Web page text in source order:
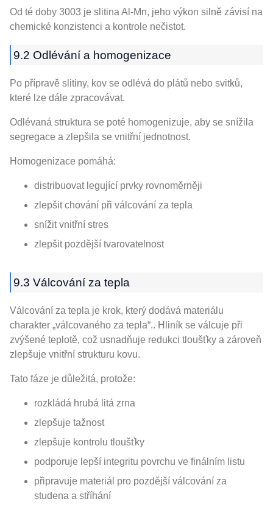
Od té doby 3003 je slitina Al-Mn, jeho výkon silně závisí na
chemické konzistenci a kontrole nečistot.
9.2 Odlévání a homogenizace
Po přípravě slitiny, kov se odlévá do plátů nebo svitků,
které lze dále zpracovávat.
Odlévaná struktura se poté homogenizuje, aby se snížila
segregace a zlepšila se vnitřní jednotnost.
Homogenizace pomáhá:
distribuovat legující prvky rovnoměrněji
zlepšit chování při válcování za tepla
snížit vnitřní stres
zlepšit pozdější tvarovatelnost
9.3 Válcování za tepla
Válcování za tepla je krok, který dodává materiálu
charakter „válcovaného za tepla“.. Hliník se válcuje při
zvýšené teplotě, což usnadňuje redukci tloušťky a zároveň
zlepšuje vnitřní strukturu kovu.
Tato fáze je důležitá, protože:
rozkládá hrubá litá zrna
zlepšuje tažnost
zlepšuje kontrolu tloušťky
podporuje lepší integritu povrchu ve finálním listu
připravuje materiál pro pozdější válcování za
studena a stříhání